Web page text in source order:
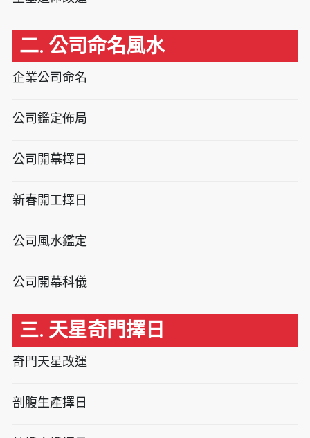
二. 公司命名風水
企業公司命名
公司鑑定佈局
公司開幕擇日
新春開工擇日
公司風水鑑定
公司開幕科儀
三. 天星奇門擇日
奇門天星改運
剖腹生產擇日